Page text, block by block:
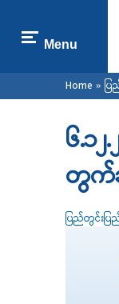
Menu
You are
Home » ပ
၆.၁
တွက်ခ
ပြည်တွင်းပ